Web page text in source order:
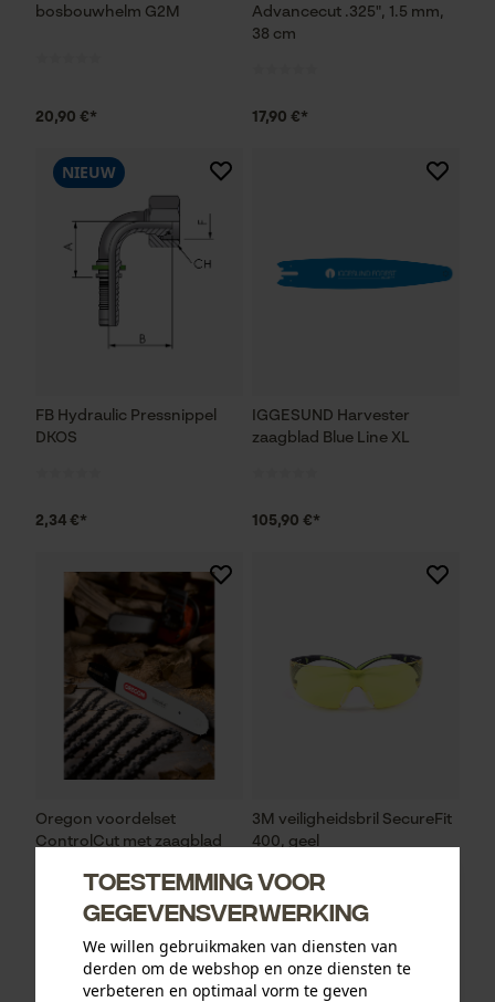
bosbouwhelm G2M
20,90 €*
Advancecut .325", 1.5 mm,
38 cm
17,90 €*
FB Hydraulic Pressnippel
DKOS
NIEUW
2,34 €*
IGGESUND Harvester
zaagblad Blue Line XL
105,90 €*
Oregon voordelset
ControlCut met zaagblad
mm, 45 cm
93,73 €*
3M veiligheidsbril SecureFit
400, geel
12,90 €*
Toestemming voor
gegevensverwerking
We willen gebruikmaken van diensten van
derden om de webshop en onze diensten te
verbeteren en optimaal vorm te geven